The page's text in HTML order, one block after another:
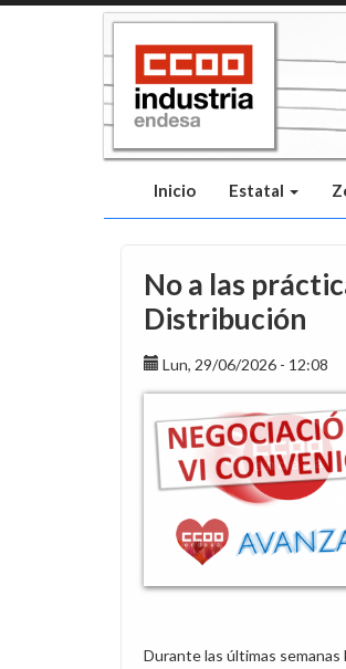
Inicio Estatal
No a las
Distribución
Lun, 29/06/2026 - 12:08
Durante las últimas